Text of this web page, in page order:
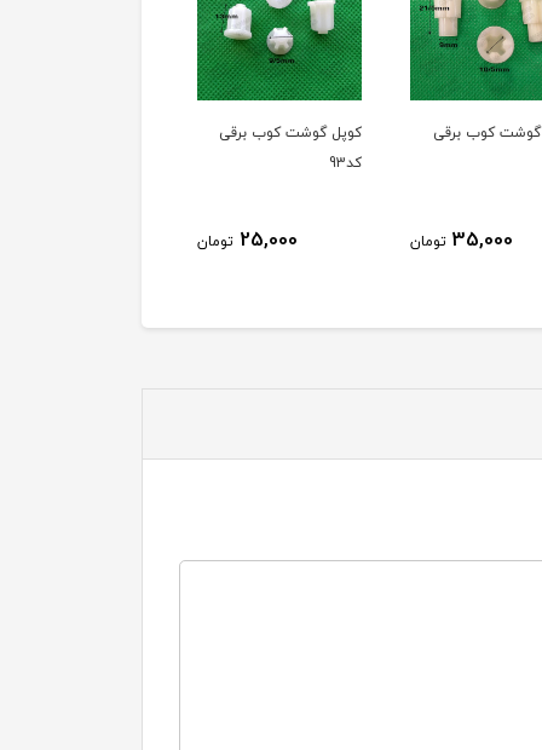
گوشت کوب برقی
25,000 تومان
کوپل گوشت کوب برقی
کد92
45,000 تومان